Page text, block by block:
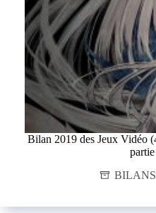
Bilan 2019 des Jeux Vidéo
partie